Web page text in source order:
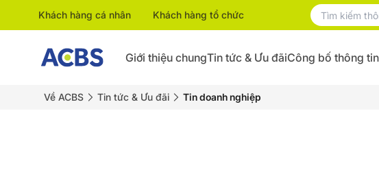
Khách hàng cá nhân Khách hàng tổ chức
Giới thiệu chungTin tức & Ưu đãiCông bố thông tin
Về ACBS Tin tức & Ưu đãi Tin doanh nghiệp